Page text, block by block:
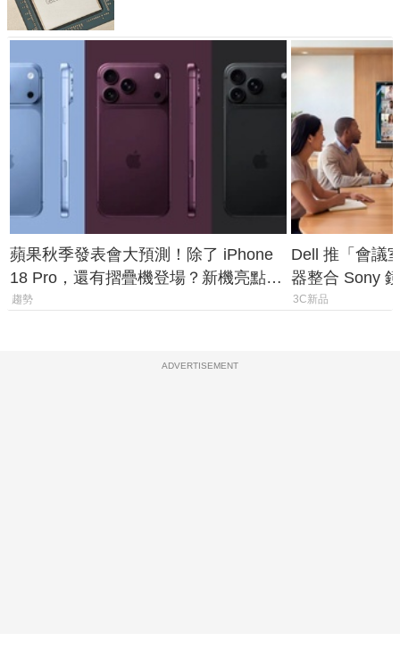
蘋果秋季發表會大預測！除了 iPhone
18 Pro，還有摺疊機登場？新機亮點預
測一次看
趨勢
Dell 推「會議
器整合 Sony
條 USB-C 就
3C新品
ADVERTISEMENT